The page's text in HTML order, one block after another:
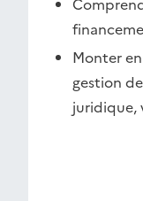
Monter
gestion
juridique,